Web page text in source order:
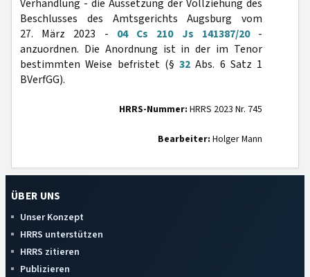
Verhandlung - die Aussetzung der Vollziehung des
Beschlusses des Amtsgerichts Augsburg vom
27. März 2023 - 04 Cs 210 Js 141387/20-
anzuordnen. Die Anordnung ist in der im Tenor
bestimmten Weise befristet (§ 32 Abs. 6 Satz 1
BVerfGG).
HRRS-Nummer: HRRS 2023 Nr. 745
Bearbeiter: Holger Mann
ÜBER UNS
Unser Konzept
HRRS unterstützen
HRRS zitieren
Publizieren